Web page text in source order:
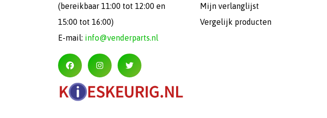
(bereikbaar 11:00 tot 12:00 en
15:00 tot 16:00)
E-mail: info@venderparts.nl
Mijn verlanglijst
Vergelijk producten